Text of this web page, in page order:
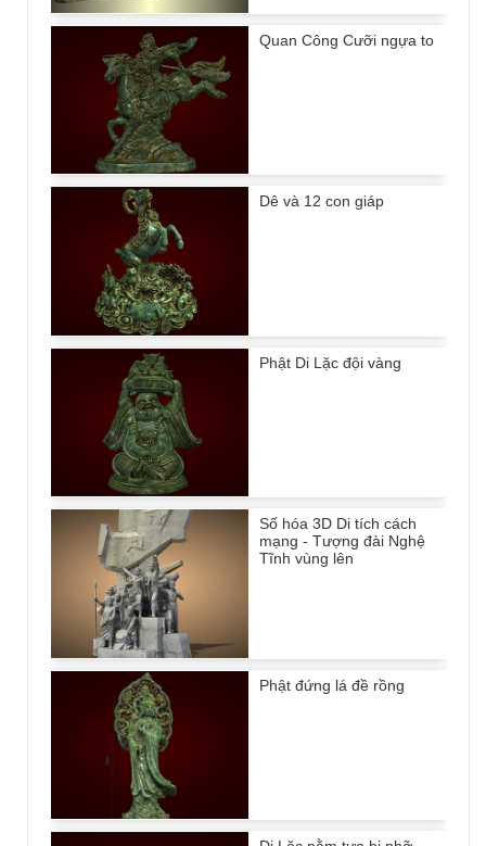
Quan Công Cưỡi ngựa to
Dê và 12 con giáp
Phật Di Lặc đội vàng
Số hóa 3D Di tích cách
mạng - Tượng đài Nghệ
Tĩnh vùng lên
Phật đứng lá đề rồng